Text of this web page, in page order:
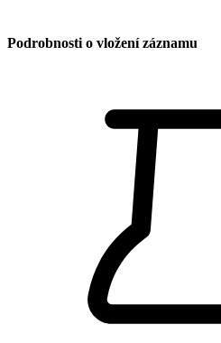
Podrobnosti o vložení záznamu